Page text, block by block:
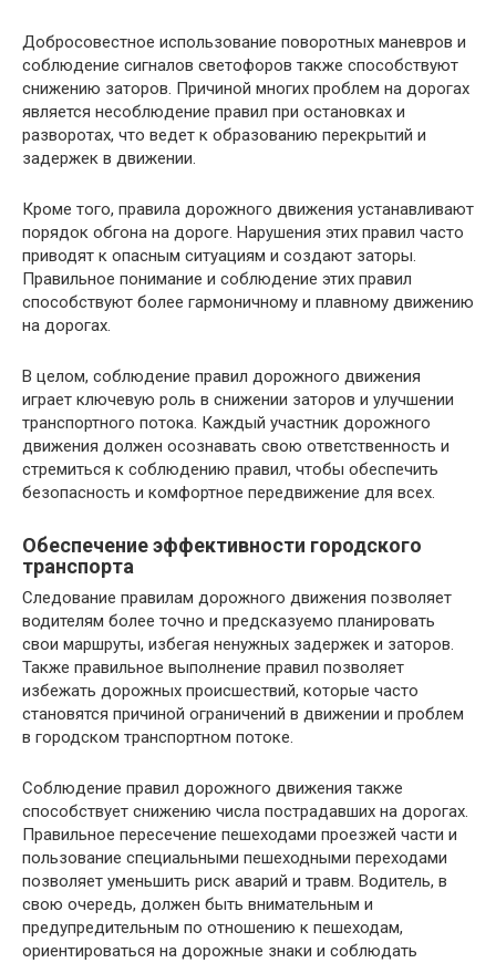
Добросовестное использование поворотных маневров и
соблюдение сигналов светофоров также способствуют
снижению заторов. Причиной многих проблем на дорогах
является несоблюдение правил при остановках и
разворотах, что ведет к образованию перекрытий и
задержек в движении.
Кроме того, правила дорожного движения устанавливают
порядок обгона на дороге. Нарушения этих правил часто
приводят к опасным ситуациям и создают заторы.
Правильное понимание и соблюдение этих правил
способствуют более гармоничному и плавному движению
на дорогах.
В целом, соблюдение правил дорожного движения
играет ключевую роль в снижении заторов и улучшении
транспортного потока. Каждый участник дорожного
движения должен осознавать свою ответственность и
стремиться к соблюдению правил, чтобы обеспечить
безопасность и комфортное передвижение для всех.
Обеспечение эффективности городского
транспорта
Следование правилам дорожного движения позволяет
водителям более точно и предсказуемо планировать
свои маршруты, избегая ненужных задержек и заторов.
Также правильное выполнение правил позволяет
избежать дорожных происшествий, которые часто
становятся причиной ограничений в движении и проблем
в городском транспортном потоке.
Соблюдение правил дорожного движения также
способствует снижению числа пострадавших на дорогах.
Правильное пересечение пешеходами проезжей части и
пользование специальными пешеходными переходами
позволяет уменьшить риск аварий и травм. Водитель, в
свою очередь, должен быть внимательным и
предупредительным по отношению к пешеходам,
ориентироваться на дорожные знаки и соблюдать